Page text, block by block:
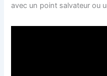
avec un point salvateur ou